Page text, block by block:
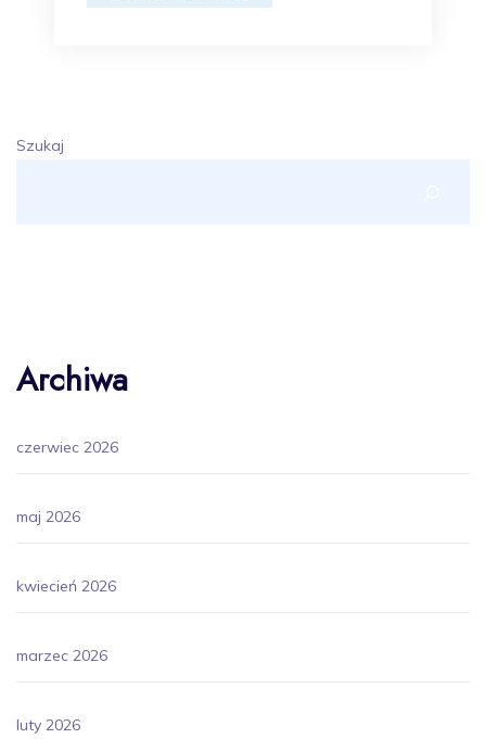
Szukaj
Archiwa
czerwiec 2026
maj 2026
kwiecień 2026
marzec 2026
luty 2026